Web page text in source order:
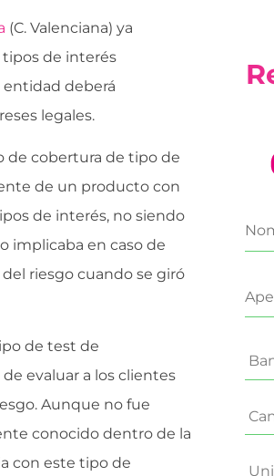
(C. Valenciana) ya
de interés
entidad deberá
legales.
de cobertura de tipo de
de un producto con
de interés, no siendo
implicaba en caso de
riesgo cuando se giró
de test de
evaluar a los clientes
Aunque no fue
conocido dentro de la
con este tipo de